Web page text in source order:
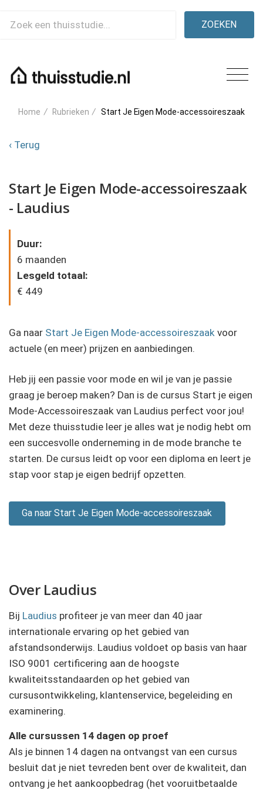
ZOEKEN
Home / Rubrieken / Start Je Eigen Mode-accessoireszaak
‹ Terug
Start Je Eigen Mode-accessoireszaak
- Laudius
Duur:
6 maanden
Lesgeld totaal:
€ 449
Ga naar Start Je Eigen Mode-accessoireszaak voor
actuele (en meer) prijzen en aanbiedingen.
Heb jij een passie voor mode en wil je van je passie
graag je beroep maken? Dan is de cursus Start je eigen
Mode-Accessoireszaak van Laudius perfect voor jou!
Met deze thuisstudie leer je alles wat je nodig hebt om
een succesvolle onderneming in de mode branche te
starten. De cursus leidt op voor een diploma en leert je
stap voor stap je eigen bedrijf opzetten.
Ga naar Start Je Eigen Mode-accessoireszaak
Over Laudius
Bij Laudius profiteer je van meer dan 40 jaar
internationale ervaring op het gebied van
afstandsonderwijs. Laudius voldoet op basis van haar
ISO 9001 certificering aan de hoogste
kwaliteitsstandaarden op het gebied van
cursusontwikkeling, klantenservice, begeleiding en
examinering.
Alle cursussen 14 dagen op proef
Als je binnen 14 dagen na ontvangst van een cursus
besluit dat je niet tevreden bent over de kwaliteit, dan
ontvang je het aankoopbedrag (het vooruitbetaalde